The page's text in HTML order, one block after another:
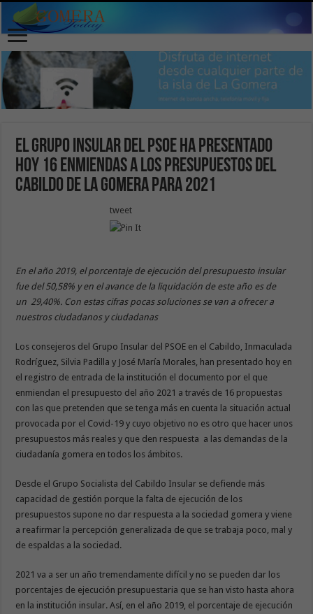
El Grupo Insular del PSOE ha presentado
hoy 16 enmiendas a los presupuestos del
Cabildo de La Gomera para 2021
tweet
En el año 2019, el porcentaje de ejecución del presupuesto insular
fue del 50,58% y en el avance de la liquidación de este año es de
un 29,40%. Con estas cifras pocas soluciones se van a ofrecer a
nuestros ciudadanos y ciudadanas
Los consejeros del Grupo Insular del PSOE en el Cabildo, Inmaculada
Rodríguez, Silvia Padilla y José María Morales, han presentado hoy en
el registro de entrada de la institución el documento por el que
enmiendan el presupuesto del año 2021 a través de 16 propuestas
con las que pretenden que se tenga más en cuenta la situación actual
provocada por el Covid-19 y cuyo objetivo no es otro que hacer unos
presupuestos más reales y que den respuesta a las demandas de la
ciudadanía gomera en todos los ámbitos.
Desde el Grupo Socialista del Cabildo Insular se defiende más
capacidad de gestión porque la falta de ejecución de los
presupuestos supone no dar respuesta a la sociedad gomera y viene
a reafirmar la percepción generalizada de que se trabaja poco, mal y
de espaldas a la sociedad.
2021 va a ser un año tremendamente difícil y no se pueden dar los
porcentajes de ejecución presupuestaria que se han visto hasta ahora
en la institución insular. Así, en el año 2019, el porcentaje de ejecución